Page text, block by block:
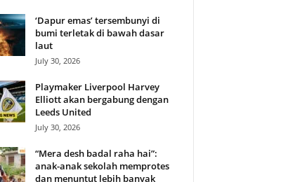
‘Dapur emas’ tersembunyi di
bumi terletak di bawah dasar
laut
July 30, 2026
Playmaker Liverpool Harvey
Elliott akan bergabung dengan
Leeds United
July 30, 2026
“Mera desh badal raha hai”:
anak-anak sekolah memprotes
dan menuntut lebih banyak